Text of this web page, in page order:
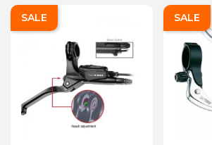
SALE SALE